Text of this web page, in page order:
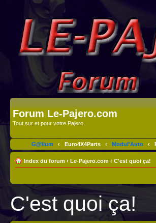
Forum Le-Pajero.com
Tout sur et pour votre Pajero.
G@lium ‹ Euro4X4Parts ‹ Modul'Auto ‹
Index du forum ‹ Le-Pajero.com ‹ C'est quoi ça!
C'est quoi ça!